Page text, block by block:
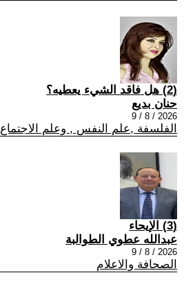
(2) هل فاقد الشيء يعطيه؟
حنان بديع
2026 / 8 / 9
الفلسفة ,علم النفس , وعلم الاجتماع
(3) الإيحاء
عبدالله عطوي الطوالبة
2026 / 8 / 9
الصحافة والاعلام